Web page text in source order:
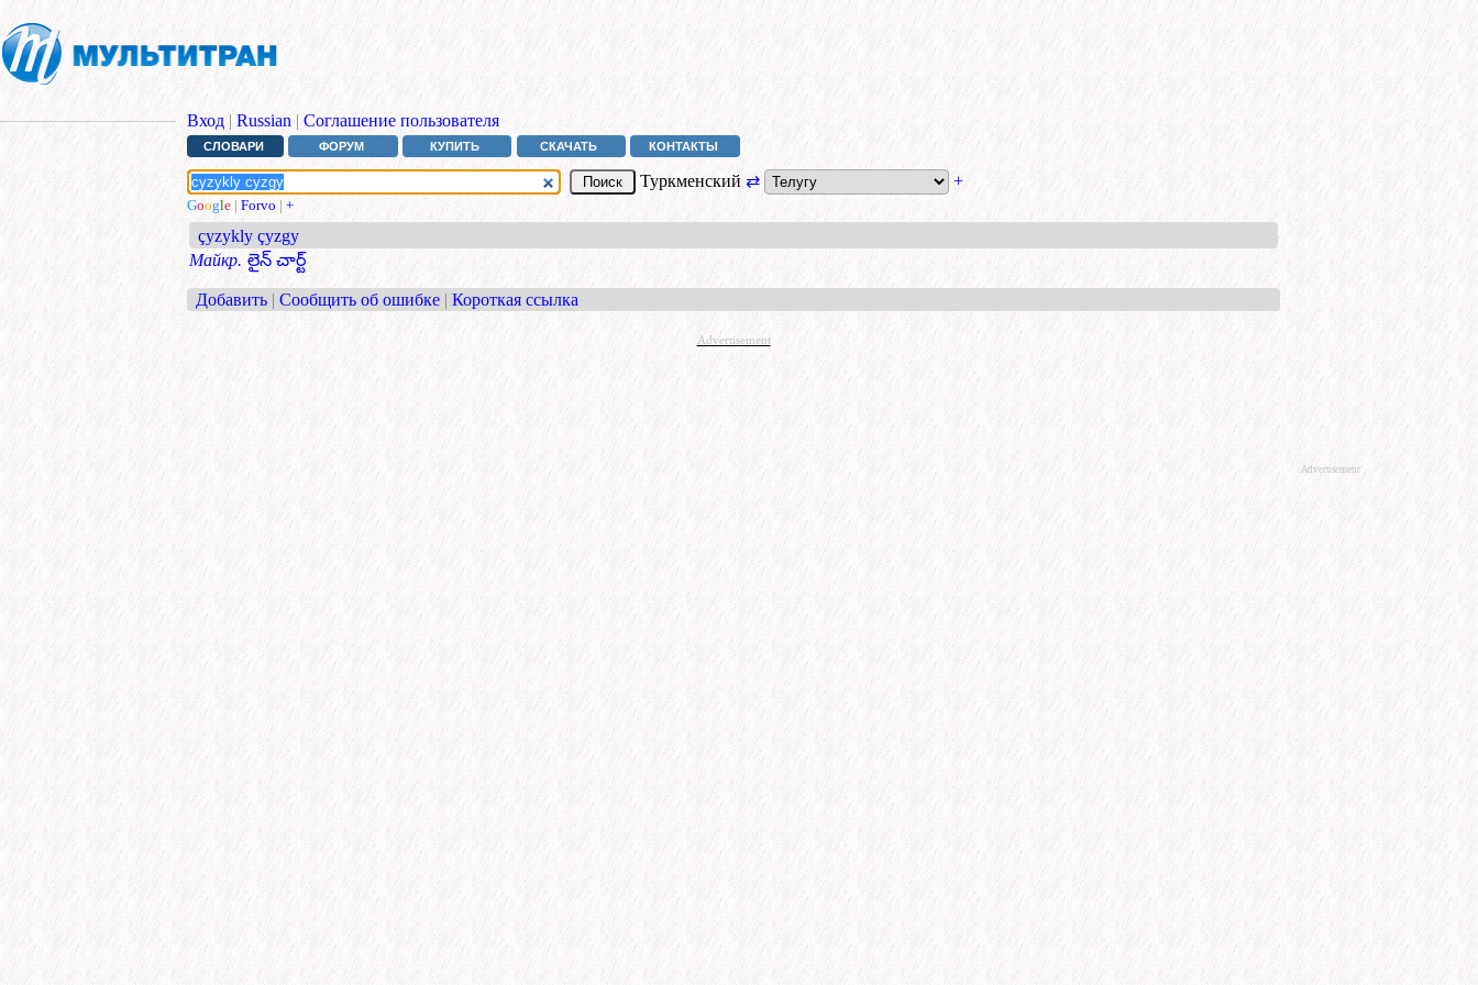
Вход | Russian | Соглашение пользователя
СЛОВАРИ ФОРУМ КУПИТЬ СКАЧАТЬ КОНТАКТЫ
Туркменский ⇄ +
Google | Forvo | +
çyzykly çyzgy
Майкр. లైన్ చార్ట్
Добавить | Сообщить об ошибке | Короткая ссылка
Advertisement
Advertisement